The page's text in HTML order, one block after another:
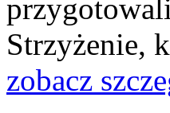
Strzyżenie,
zobacz